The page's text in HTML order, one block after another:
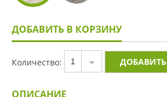
ДОБАВИТЬ В КОРЗИНУ
Количество: 1
ОПИСАНИЕ